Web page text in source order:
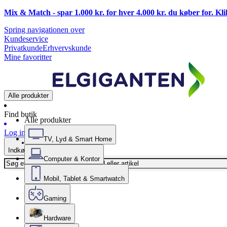
Mix & Match - spar 1.000 kr. for hver 4.000 kr. du køber for.
Spring navigationen over
Kundeservice
PrivatkundeErhvervskunde
Mine favoritter
Alle produkter
Find butik
Log ind
Indkøbskurv
Alle produkter
TV, Lyd & Smart Home
Computer & Kontor
Mobil, Tablet & Smartwatch
Gaming
Hardware